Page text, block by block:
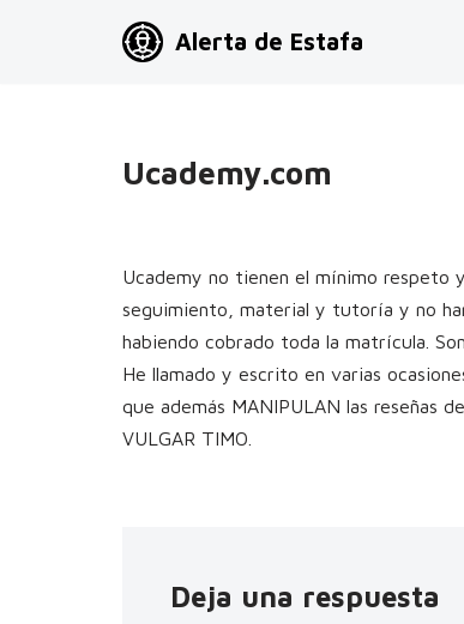
Alerta de Estafa
Ucademy.com
Ucademy no tienen el mínimo respeto
seguimiento, material y tutoría y no
habiendo cobrado toda la matrícula.
He llamado y escrito en varias
que además MANIPULAN las reseñas
VULGAR TIMO.
Deja una respuesta